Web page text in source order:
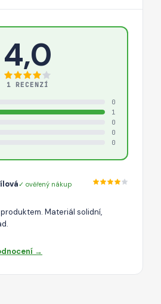
4,0
1 RECENZÍ
0
1
0
0
0
✓ ověřený nákup
Materiál solidní,
→